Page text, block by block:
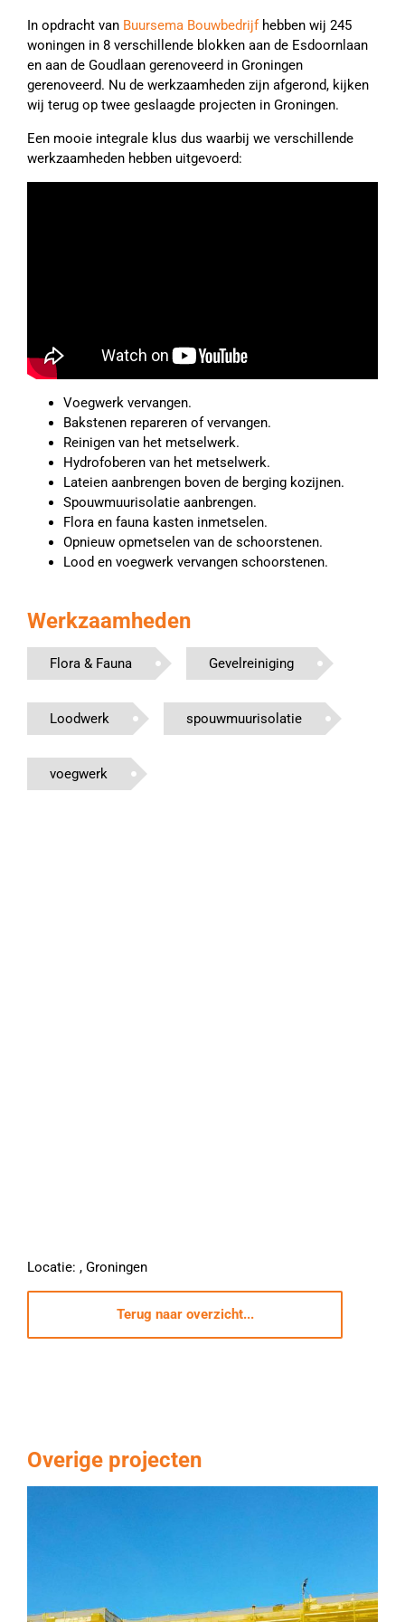
In opdracht van Buursema Bouwbedrijfhebben wij 245
woningen in 8 verschillende blokken aan de Esdoornlaan
en aan de Goudlaan gerenoveerd in Groningen
gerenoveerd. Nu de werkzaamheden zijn afgerond, kijken
wij terug op twee geslaagde projecten in Groningen.
Een mooie integrale klus dus waarbij we verschillende
werkzaamheden hebben uitgevoerd:
Voegwerk vervangen.
Bakstenen repareren of vervangen.
Reinigen van het metselwerk.
Hydrofoberen van het metselwerk.
Lateien aanbrengen boven de berging kozijnen.
Spouwmuurisolatie aanbrengen.
Flora en fauna kasten inmetselen.
Opnieuw opmetselen van de schoorstenen.
Lood en voegwerk vervangen schoorstenen.
Werkzaamheden
Flora & Fauna Gevelreiniging
Loodwerk spouwmuurisolatie
voegwerk
Locatie: , Groningen
Terug naar overzicht...
Overige projecten